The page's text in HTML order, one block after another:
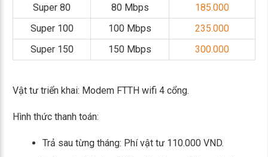
Super 80
80 Mbps
185.000
Super 100
100 Mbps
235.000
Super 150
150 Mbps 300.000
Vật tư triển khai: Modem FTTH wifi 4 cổng.
Hình thức thanh toán:
Trả sau từng tháng: Phí vật tư 110.000 VND.